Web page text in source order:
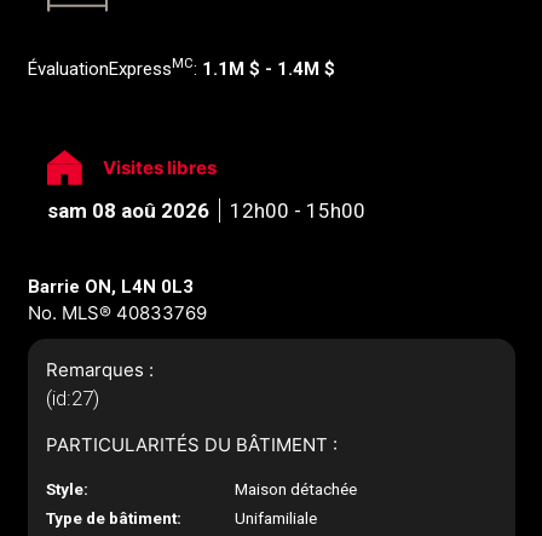
ÉvaluationExpress MC: 1.1M $ - 1.4M $
Visites libres
sam 08 aoû 2026 12h00 - 15h00
Barrie ON, L4N 0L3
No. MLS® 40833769
Remarques :
(id:27)
PARTICULARITÉS DU BÂTIMENT :
Style:
Maison détachée
Type de bâtiment:
Unifamiliale